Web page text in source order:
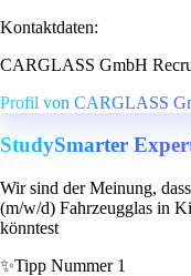
Kontaktdaten:
CARGLASS GmbH
Profil von CARGLASS
StudySmarter
Wir sind der Meinung,
(m/w/d) Fahrzeugglas in
könntest
✨Tipp Nummer 1